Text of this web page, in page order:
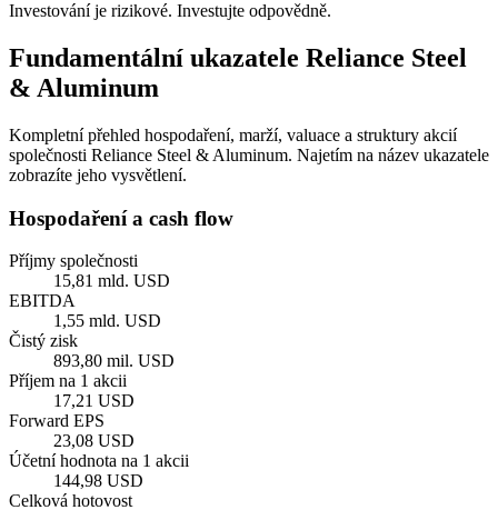
Investování je rizikové. Investujte odpovědně.
Fundamentální ukazatele Reliance Steel
& Aluminum
Kompletní přehled hospodaření, marží, valuace a struktury akcií
společnosti Reliance Steel & Aluminum. Najetím na název ukazatele
zobrazíte jeho vysvětlení.
Hospodaření a cash flow
Příjmy společnosti
15,81 mld. USD
EBITDA
1,55 mld. USD
Čistý zisk
893,80 mil. USD
Příjem na 1 akcii
17,21 USD
Forward EPS
23,08 USD
Účetní hodnota na 1 akcii
144,98 USD
Celková hotovost